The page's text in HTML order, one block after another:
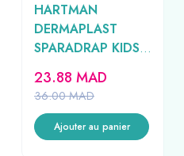
HARTMAN
DERMAPLAST
SPARADRAP KIDS
20UNITES
36.00MAD
23.88 MAD
Ajouter au panier